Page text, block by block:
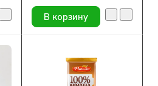
В корзину